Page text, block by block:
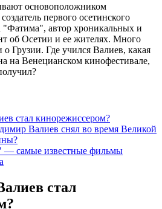
основоположником
первого осетинского
"Фатима", автор хроникальных и
об Осетии и ее жителях. Много
Грузии. Где учился Валиев, какая
на Венецианском кинофестивале,
стал кинорежиссером?
Валиев снял во время Великой
самые известные фильмы
стал